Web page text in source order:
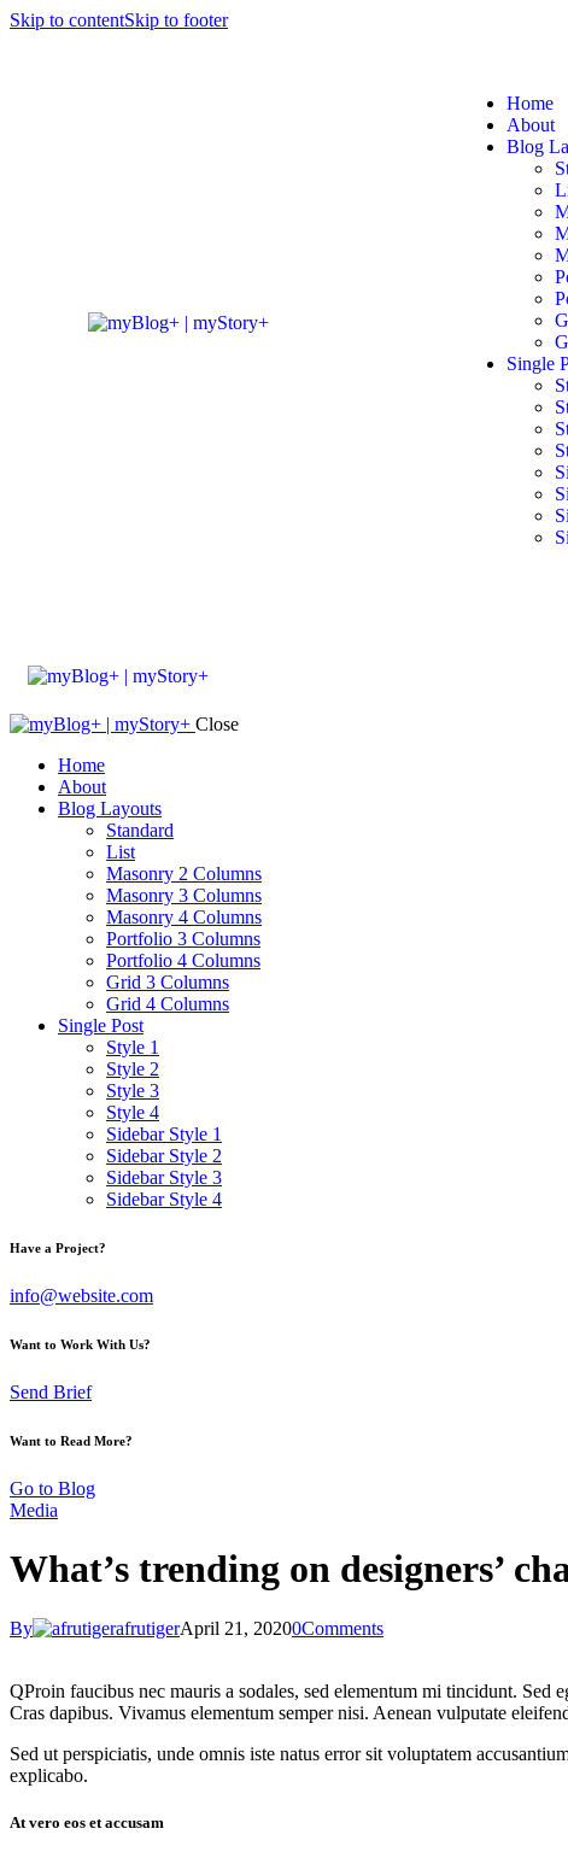
Skip to contentSkip to footer
Home
About
Blog
Single
Close
Home
About
Blog Layouts
Standard
List
Masonry 2 Columns
Masonry 3 Columns
Masonry 4 Columns
Portfolio 3 Columns
Portfolio 4 Columns
Grid 3 Columns
Grid 4 Columns
Single Post
Style 1
Style 2
Style 3
Style 4
Sidebar Style 1
Sidebar Style 2
Sidebar Style 3
Sidebar Style 4
Have a Project?
info@website.com
Want to Work With Us?
Send Brief
Want to Read More?
Go to Blog
Media
What’s trending on designers’
By afrutigerApril 21, 20200Comments
QProin faucibus nec mauris a sodales, sed elementum mi tincidunt. Sed
Cras dapibus. Vivamus elementum semper nisi. Aenean vulputate
Sed ut perspiciatis, unde omnis iste natus error sit voluptatem
explicabo.
At vero eos et accusam